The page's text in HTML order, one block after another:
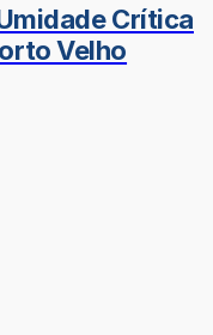
Crítica
Velho